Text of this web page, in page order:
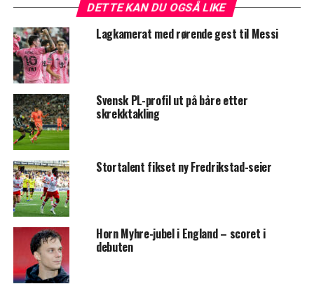
DETTE KAN DU OGSÅ LIKE
Lagkamerat med rørende gest til Messi
Svensk PL-profil ut på båre etter
skrekktakling
Stortalent fikset ny Fredrikstad-seier
Horn Myhre-jubel i England – scoret i
debuten